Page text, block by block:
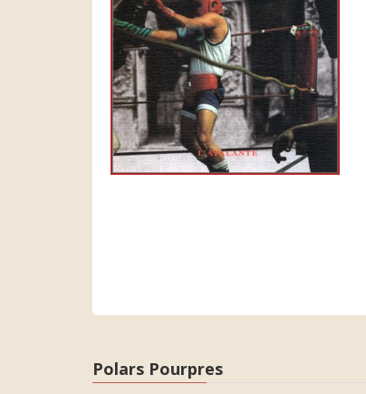
Polars Pourpres